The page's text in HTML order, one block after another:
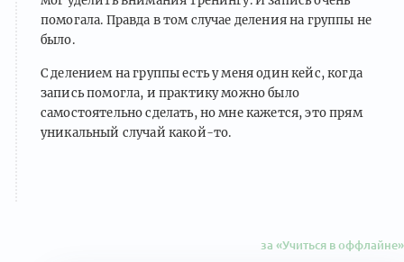
помогала. Правда в том случае деления на группы не
было.
С делением на группы есть у меня один кейс, когда
запись помогла, и практику можно было
самостоятельно сделать, но мне кажется, это прям
уникальный случай какой-то.
за «Учиться в оффлайне»